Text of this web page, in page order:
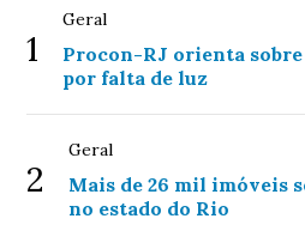
1
Geral
Procon-RJ orienta
por falta de luz
2
Geral
Mais de 26 mil imóveis
no estado do Rio